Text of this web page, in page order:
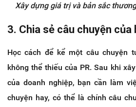
Xây dựng giá trị và bản sắc
3. Chia sẻ câu chuyện của
Học cách để kể một câu chuyện
không thể thiếu của PR. Sau khi
của doanh nghiệp, bạn cần làm
chuyện hay, có thể là chính câu